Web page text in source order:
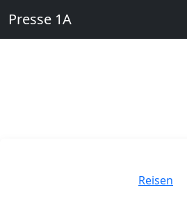
Presse 1A
Reisen